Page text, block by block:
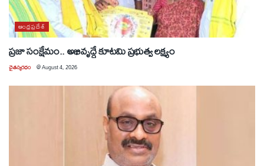
ఆంధ్రప్రదేశ్
ప్రజా సంక్షేమం.. అభివృద్ధే కూటమి ప్రభుత్వ లక్ష్యం
చైతన్యరధం @August 4, 2026